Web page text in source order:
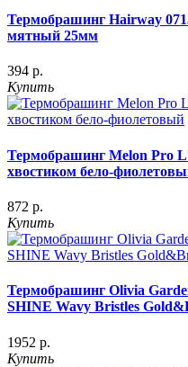
Термобрашинг Hairway
мятный 25мм
394 р.
Купить
Термобрашинг Melon Pro
хвостиком бело-
872 р.
Купить
Термобрашинг Olivia
SHINE Wavy Bristles
1952 р.
Купить